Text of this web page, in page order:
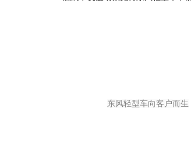
东风轻型车向客户而生